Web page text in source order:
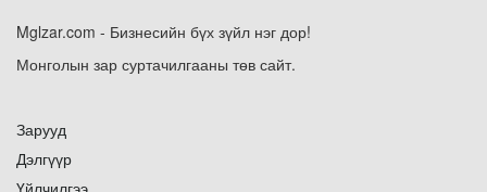
Mglzar.com - Бизнесийн бүх зүйл нэг дор!
Монголын зар суртачилгааны төв сайт.
Зарууд
Дэлгүүр
Үйлчилгээ